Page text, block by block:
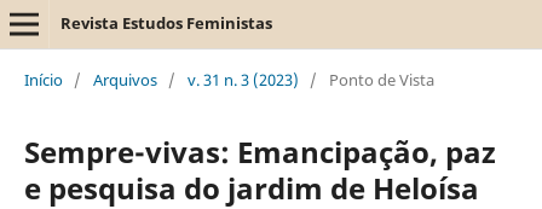
Revista Estudos Feministas
Início / Arquivos / v. 31 n. 3 (2023) / Ponto de Vista
Sempre-vivas: Emancipação, paz
e pesquisa do jardim de Heloísa